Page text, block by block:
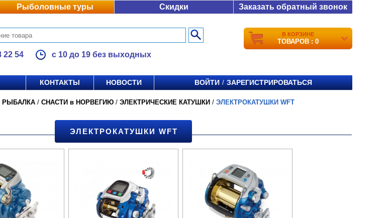
Рыболовные туры Скидки Заказать обратный звонок
22 54 с 10 до 19 без выходных
В КОРЗИНЕ
ТОВАРОВ : 0
КОНТАКТЫ НОВОСТИ ВОЙТИ / ЗАРЕГИСТРИРОВАТЬСЯ
РЫБАЛКА / СНАСТИ в НОРВЕГИЮ / ЭЛЕКТРИЧЕСКИЕ КАТУШКИ / ЭЛЕКТРОКАТУШКИ WFT
ЭЛЕКТРОКАТУШКИ WFT